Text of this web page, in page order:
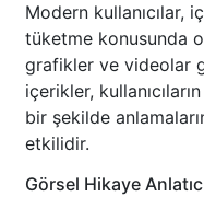
Modern kullanıcılar,
tüketme konusunda
grafikler ve videolar
içerikler,
bir şekilde
etkilidir.
Görsel Hikaye